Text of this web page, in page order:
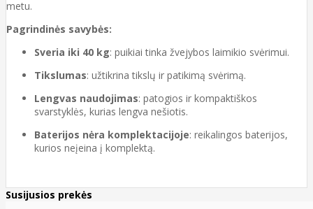
metu.
Pagrindinės savybės:
Sveria iki 40 kg: puikiai tinka žvejybos laimikio svėrimui.
Tikslumas: užtikrina tikslų ir patikimą svėrimą.
Lengvas naudojimas: patogios ir kompaktiškos
svarstyklės, kurias lengva nešiotis.
Baterijos nėra komplektacijoje: reikalingos baterijos,
kurios neįeina į komplektą.
Susijusios prekės